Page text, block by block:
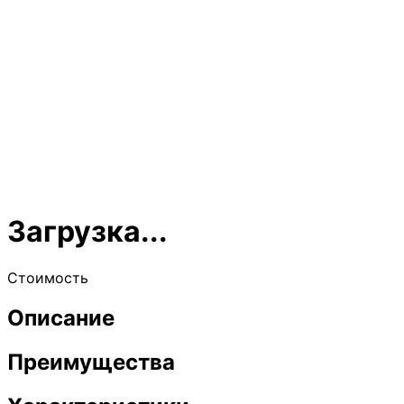
Загрузка...
Стоимость
Описание
Преимущества